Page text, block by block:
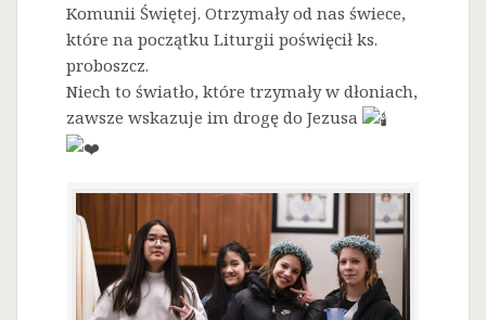
Komunii Świętej. Otrzymały od nas świece,
które na początku Liturgii poświęcił ks.
proboszcz.
Niech to światło, które trzymały w dłoniach,
zawsze wskazuje im drogę do Jezusa